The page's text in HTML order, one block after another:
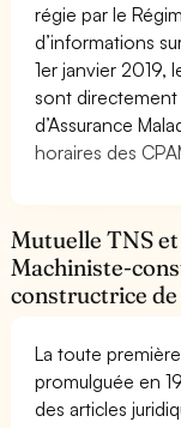
régie par le
d’informations
1er janvier 2019,
sont directement
d’Assurance
horaires des
Mutuelle TNS
Machiniste-
constructrice de
La toute
promulguée en
des articles